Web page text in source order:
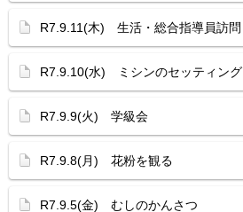
R7.9.11(木) 生活・総合指導員訪問
R7.9.10(水) ミシンのセッティング
R7.9.9(火) 学級会
R7.9.8(月) 花粉を観る
R7.9.5(金) むしのかんさつ